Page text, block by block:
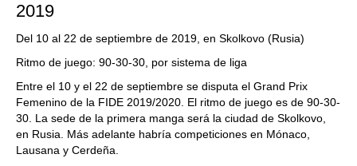
2019
Del 10 al 22 de septiembre de 2019, en Skolkovo (Rusia)
Ritmo de juego: 90-30-30, por sistema de liga
Entre el 10 y el 22 de septiembre se disputa el Grand Prix
Femenino de la FIDE 2019/2020. El ritmo de juego es de 90-30-
30. La sede de la primera manga será la ciudad de Skolkovo,
en Rusia. Más adelante habría competiciones en Mónaco,
Lausana y Cerdeña.